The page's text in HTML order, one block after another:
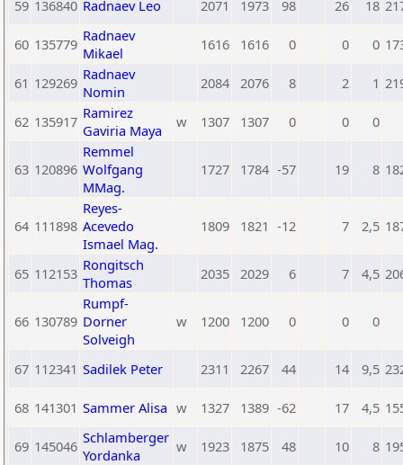
59 136840 Radnaev Leo 2071 1973 98 26 18
60 135779 Radnaev
Mikael
1616 1616 0 0 0
61 129269 Radnaev
Nomin
2084 2076 8 2 1
62 135917 Ramirez
Gaviria Maya
w 1307 1307 0 0 0
63 120896
Remmel
Wolfgang
MMag.
1727 1784 -57 19 8
64 111898
Reyes-
Acevedo
Ismael Mag.
1809 1821 -12 7 2,5
65 112153 Rongitsch
Thomas
2035 2029 6 7 4,5
66 130789
Rumpf-
Dorner
Solveigh
w 1200 1200 0 0 0
67 112341 Sadilek Peter 2311 2267 44 14 9,5
68 141301 Sammer Alisa w 1327 1389 -62 17 4,5
69 145046 Schlamberger
Yordanka
w 1923 1875 48 10 8